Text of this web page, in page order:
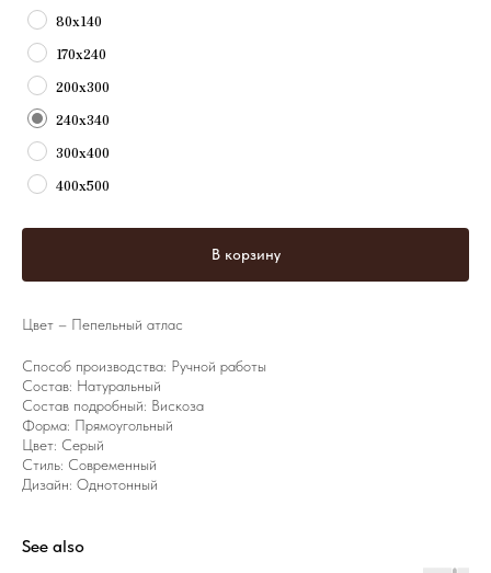
80х140
170х240
200х300
240х340
300х400
400х500
В корзину
Цвет – Пепельный атлас
Способ производства: Ручной работы
Состав: Натуральный
Состав подробный: Вискоза
Форма: Прямоугольный
Цвет: Серый
Стиль: Современный
Дизайн: Однотонный
See also